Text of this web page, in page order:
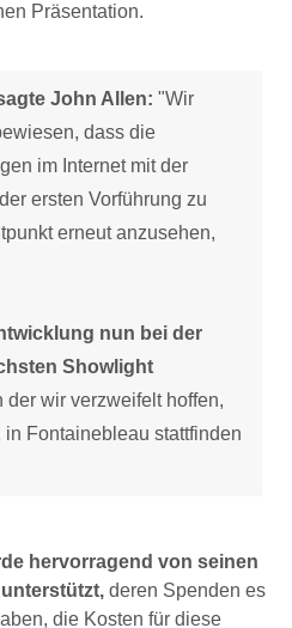
Präsentation.
John Allen: "Wir
dass die
im Internet mit der
ersten Vorführung zu
erneut anzusehen,
nun bei der
Showlight
der wir verzweifelt hoffen,
Fontainebleau stattfinden
hervorragend von seinen
deren Spenden es
die Kosten für diese